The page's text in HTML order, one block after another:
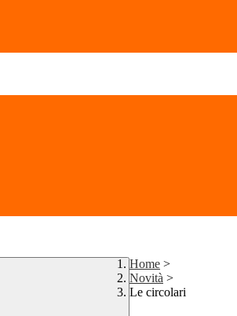
Home >
Novità >
Le circolari